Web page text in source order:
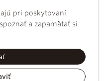
pri poskytovaní
a zapamätať si